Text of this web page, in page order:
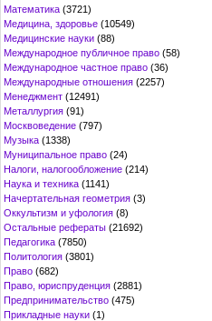
Математика (3721)
Медицина, здоровье (10549)
Медицинские науки (88)
Международное публичное право (58)
Международное частное право (36)
Международные отношения (2257)
Менеджмент (12491)
Металлургия (91)
Москвоведение (797)
Музыка (1338)
Муниципальное право (24)
Налоги, налогообложение (214)
Наука и техника (1141)
Начертательная геометрия (3)
Оккультизм и уфология (8)
Остальные рефераты (21692)
Педагогика (7850)
Политология (3801)
Право (682)
Право, юриспруденция (2881)
Предпринимательство (475)
Прикладные науки (1)